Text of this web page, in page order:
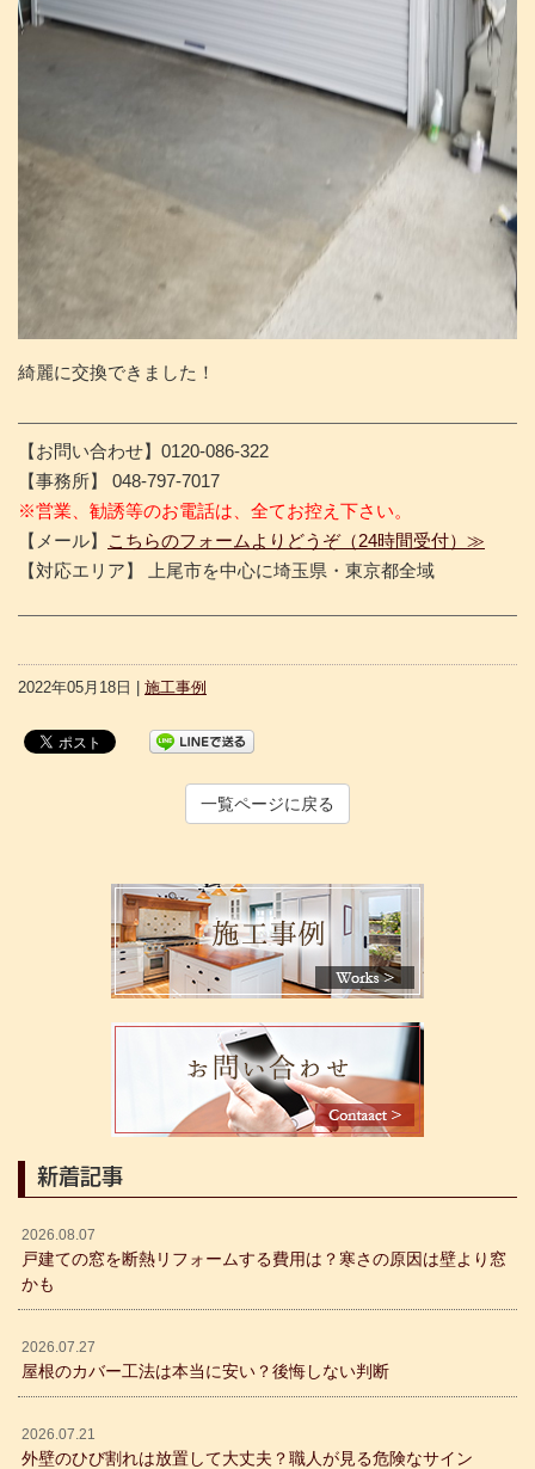
綺麗に交換できました！
【お問い合わせ】0120-086-322
【事務所】 048-797-7017
※営業、勧誘等のお電話は、全てお控え下さい。
【メール】
こちらのフォームよりどうぞ（24時間受付）≫
【対応エリア】 上尾市を中心に埼玉県・東京都全域
2022年05月18日 | 施工事例
一覧ページに戻る
新着記事
2026.08.07
戸建ての窓を断熱リフォームする費用は？寒さの原因は壁より窓
かも
2026.07.27
屋根のカバー工法は本当に安い？後悔しない判断
2026.07.21
外壁のひび割れは放置して大丈夫？職人が見る危険なサイン